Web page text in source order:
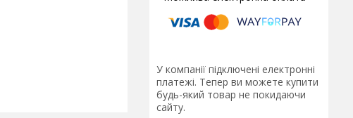
У компанії підключені електронні
платежі. Тепер ви можете купити
будь-який товар не покидаючи
сайту.